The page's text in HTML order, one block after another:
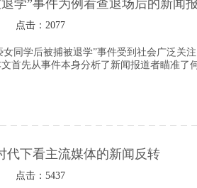
学”事件为例看查退场后的新闻
点击： 2077
女同学后被捕被退学”事件受到社会广泛关
首先从事件本身分析了新闻报道者瞄准了
代下看主流媒体的新闻反转
点击： 5437